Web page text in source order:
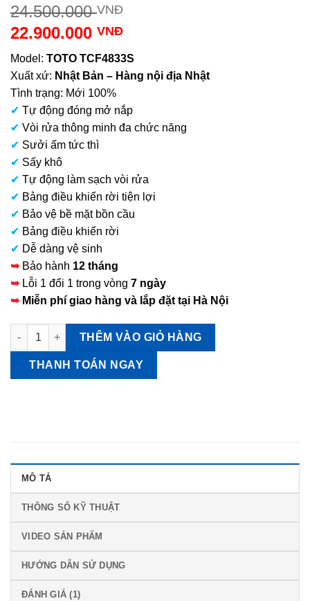
5trên 5
dựa trên
1
đánh giá
24.500.000VNĐ
24.500.000 VNĐ.
22.900.000 VNĐ
hiện
tại
là:
22.900.000 VNĐ.
Model: TOTO TCF4833S
Xuất xứ: Nhật Bản – Hàng nội địa Nhật
Tình trạng: Mới 100%
✔ Tự động đóng mở nắp
✔ Vòi rửa thông minh đa chức năng
✔ Sưởi ấm tức thì
✔ Sấy khô
✔ Tự động làm sạch vòi rửa
✔ Bảng điều khiển rời tiện lợi
✔ Bảo vệ bề mặt bồn cầu
✔ Bảng điều khiển rời
✔ Dễ dàng vệ sinh
➥Bảo hành 12 tháng
➥Lỗi 1 đổi 1 trong vòng 7 ngày
➥Miễn phí giao hàng và lắp đặt tại Hà Nội
Nắp bồn cầu TOTO TCF4833S Tự động đóng mở số lượng
THÊM VÀO GIỎ HÀNG
THANH TOÁN NGAY
MÔ TẢ
THÔNG SỐ KỸ THUẬT
VIDEO SẢN PHẨM
HƯỚNG DẪN SỬ DỤNG
ĐÁNH GIÁ (1)